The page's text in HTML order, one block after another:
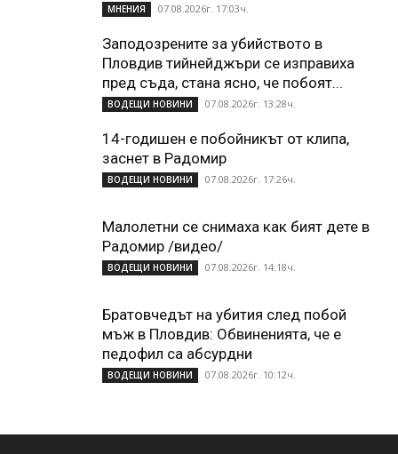
МНЕНИЯ 07.08.2026г. 17:03ч.
Заподозрените за убийството в
Пловдив тийнейджъри се изправиха
пред съда, стана ясно, че побоят...
ВОДЕЩИ НОВИНИ 07.08.2026г. 13:28ч.
14-годишен е побойникът от клипа,
заснет в Радомир
ВОДЕЩИ НОВИНИ 07.08.2026г. 17:26ч.
Малолетни се снимаха как бият дете в
Радомир /видео/
ВОДЕЩИ НОВИНИ 07.08.2026г. 14:18ч.
Братовчедът на убития след побой
мъж в Пловдив: Обвиненията, че е
педофил са абсурдни
ВОДЕЩИ НОВИНИ 07.08.2026г. 10:12ч.